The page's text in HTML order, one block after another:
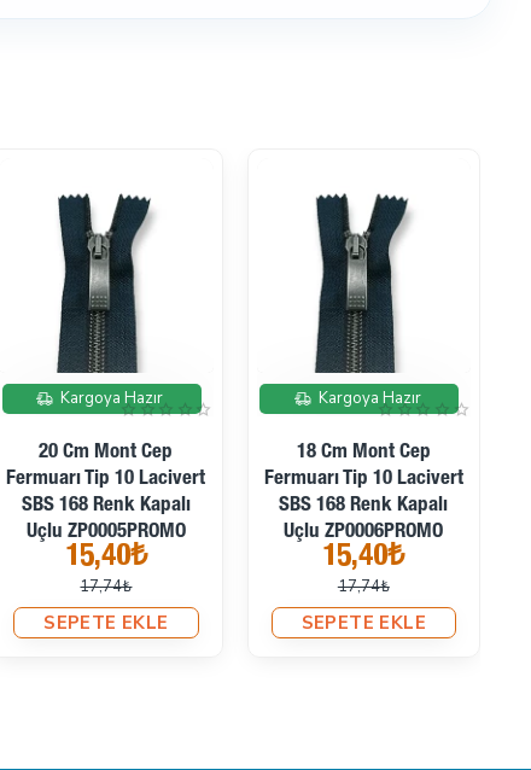
İndirimde
Kargoya Hazır
20 Cm Mont Cep
Fermuarı Tip 10 Lacivert
SBS 168 Renk Kapalı
Uçlu ZP0005PROMO
15,40₺
17,74₺
SEPETE EKLE
İndirimde
Kargoya Hazır
18 Cm Mont Cep
Fermuarı Tip 10 Lacivert
SBS 168 Renk Kapalı
Uçlu ZP0006PROMO
15,40₺
17,74₺
SEPETE EKLE